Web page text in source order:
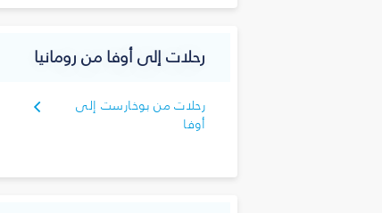
رحلات إلى أوفا من رومانيا
رحلات من بوخارست إلى
أوفا